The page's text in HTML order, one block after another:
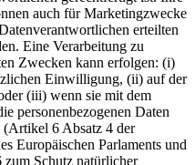
auch für Marketingzwecke
erteilten
Eine Verarbeitung zu
Zwecken kann erfolgen: (i)
Einwilligung, (ii) auf der
(iii) wenn sie mit dem
personenbezogenen Daten
6 Absatz 4 der
Europäischen Parlaments und
Schutz natürlicher